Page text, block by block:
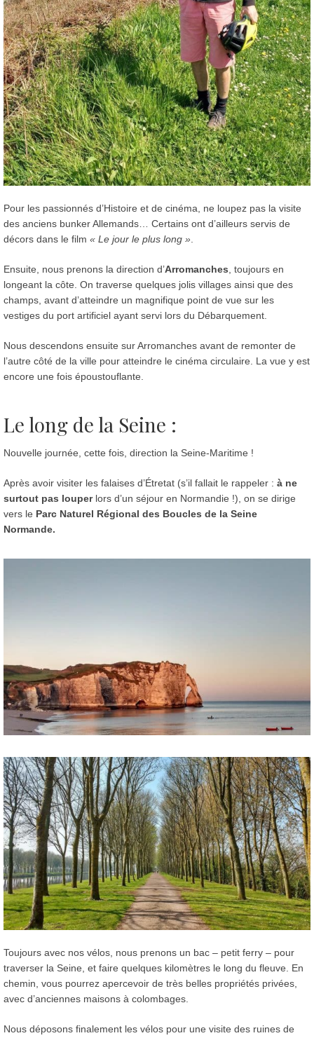
Pour les passionnés d’Histoire et de cinéma, ne loupez pas la visite
des anciens bunker Allemands… Certains ont d’ailleurs servis de
décors dans le film « Le jour le plus long »
Ensuite, nous prenons la direction d’Arromanches , toujours en
longeant la côte. On traverse quelques jolis villages ainsi que des
champs, avant d’atteindre un magnifique point de vue sur les
vestiges du port artificiel ayant servi lors du Débarquement.
Nous descendons ensuite sur Arromanches avant de remonter de
l’autre côté de la ville pour atteindre le cinéma circulaire. La vue y est
encore une fois époustouflante.
Le long de la Seine :
Nouvelle journée, cette fois, direction la Seine-Maritime !
Après avoir visiter les falaises d’Étretat (s’il fallait le rappeler : à ne
surtout pas louperlors d’un séjour en Normandie !), on se dirige
vers le Parc Naturel Régional des Boucles de la Seine
Normande.
Toujours avec nos vélos, nous prenons un bac – petit ferry – pour
traverser la Seine, et faire quelques kilomètres le long du fleuve. En
chemin, vous pourrez apercevoir de très belles propriétés privées,
avec d’anciennes maisons à colombages.
Nous déposons finalement les vélos pour une visite des ruines de